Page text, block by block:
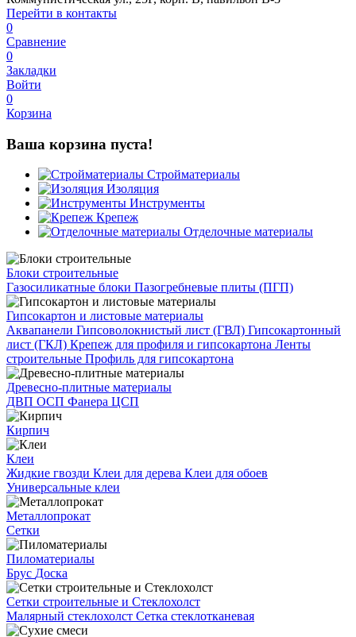
Перейти в контакты
0
Сравнение
0
Закладки
Войти
0
Корзина
Ваша корзина пуста!
Стройматериалы
Изоляция
Инструменты
Крепеж
Отделочные материалы
Блоки строительные
Газосиликатные блоки Пазогребневые плиты (ПГП)
Гипсокартон и листовые материалы
Аквапанели Гипсоволокнистый лист (ГВЛ) Гипсокартонный
лист (ГКЛ) Крепеж для профиля и гипсокартона Ленты
строительные Профиль для гипсокартона
Древесно-плитные материалы
ДВП ОСП Фанера ЦСП
Кирпич
Клеи
Жидкие гвозди Клеи для дерева Клеи для обоев
Универсальные клеи
Металлопрокат
Сетки
Пиломатериалы
Брус Доска
Сетки строительные и Стеклохолст
Малярный стеклохолст Сетка стеклотканевая